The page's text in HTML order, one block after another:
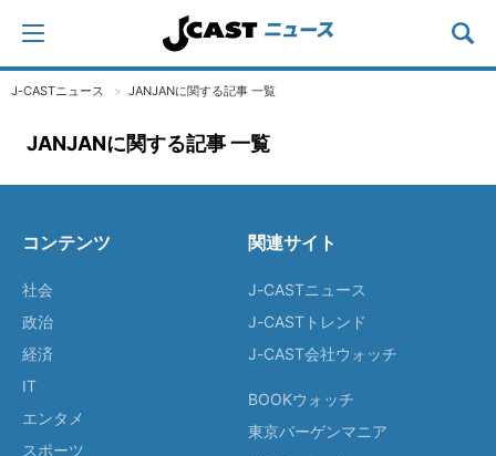
J-CASTニュース JANJANに関する記事 一覧
JANJANに関する記事 一覧
コンテンツ
社会
政治
経済
IT
エンタメ
スポーツ
関連サイト
J-CASTニュース
J-CASTトレンド
J-CAST会社ウォッチ
BOOKウォッチ
東京バーゲンマニア